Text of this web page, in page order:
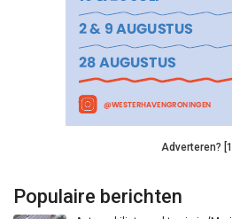
Adverteren? [1]
Populaire berichten